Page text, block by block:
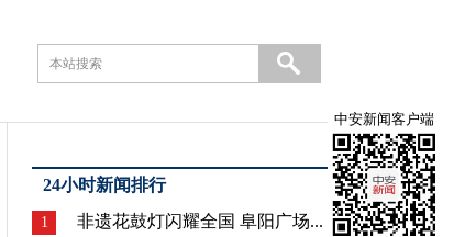
24小时新闻排行
1 非遗花鼓灯闪耀全国 阜阳广场...
中安新闻客户端